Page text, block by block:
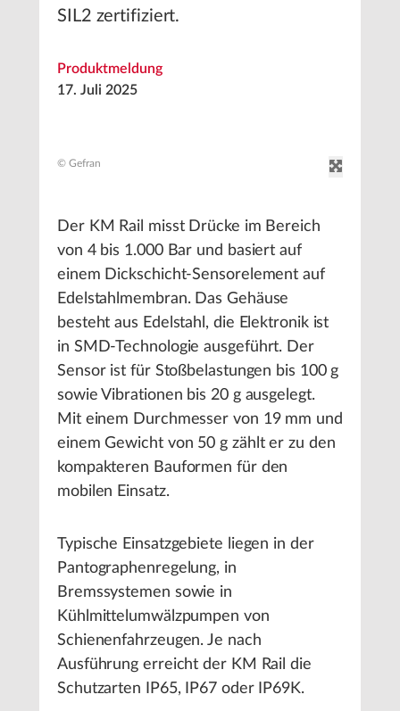
SIL2 zertifiziert.
Produktmeldung
17. Juli 2025
© Gefran
Der KM Rail misst Drücke im Bereich
von 4 bis 1.000 Bar und basiert auf
einem Dickschicht-Sensorelement auf
Edelstahlmembran. Das Gehäuse
besteht aus Edelstahl, die Elektronik ist
in SMD-Technologie ausgeführt. Der
Sensor ist für Stoßbelastungen bis 100 g
sowie Vibrationen bis 20 g ausgelegt.
Mit einem Durchmesser von 19 mm und
einem Gewicht von 50 g zählt er zu den
kompakteren Bauformen für den
mobilen Einsatz.
Typische Einsatzgebiete liegen in der
Pantographenregelung, in
Bremssystemen sowie in
Kühlmittelumwälzpumpen von
Schienenfahrzeugen. Je nach
Ausführung erreicht der KM Rail die
Schutzarten IP65, IP67 oder IP69K.